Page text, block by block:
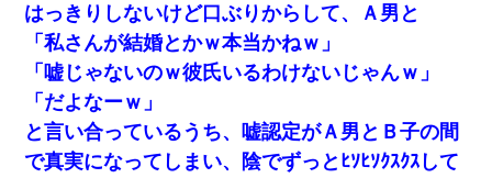
はっきりしないけど口ぶりからして、Ａ男と
「私さんが結婚とかｗ本当かねｗ」
「嘘じゃないのｗ彼氏いるわけないじゃんｗ」
「だよなーｗ」
と言い合っているうち、嘘認定がＡ男とＢ子の間
で真実になってしまい、陰でずっとﾋｿﾋｿｸｽｸｽして